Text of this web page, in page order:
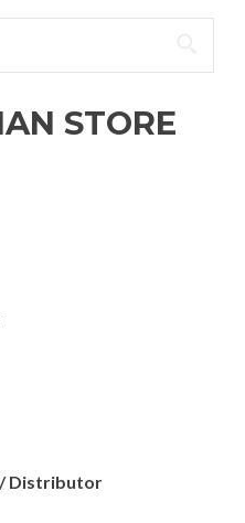
STORE
Distributor